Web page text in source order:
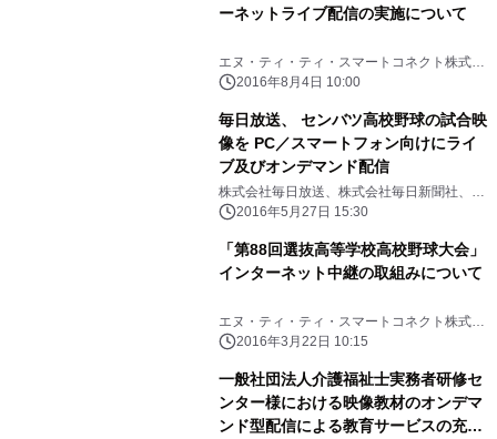
ーネットライブ配信の実施について
エヌ・ティ・ティ・スマートコネクト株式会
社 2016年8月4日 10:00
毎日放送、 センバツ高校野球の試合映
像を PC／スマートフォン向けにライ
ブ及びオンデマンド配信
株式会社毎日放送、株式会社毎日新聞社、エ
ヌ・ティ・ティ・スマートコネクト株式会社
2016年5月27日 15:30
「第88回選抜高等学校高校野球大会」
インターネット中継の取組みについて
エヌ・ティ・ティ・スマートコネクト株式会
社 2016年3月22日 10:15
一般社団法人介護福祉士実務者研修セ
ンター様における映像教材のオンデマ
ンド型配信による教育サービスの充実